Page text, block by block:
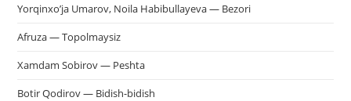
Yorqinxo’ja Umarov, Noila Habibullayeva — Bezori
Afruza — Topolmaysiz
Xamdam Sobirov — Peshta
Botir Qodirov — Bidish-bidish